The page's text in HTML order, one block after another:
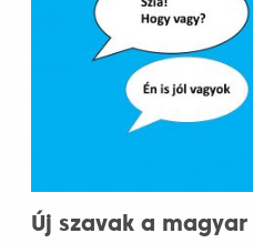
Új szavak a magyar